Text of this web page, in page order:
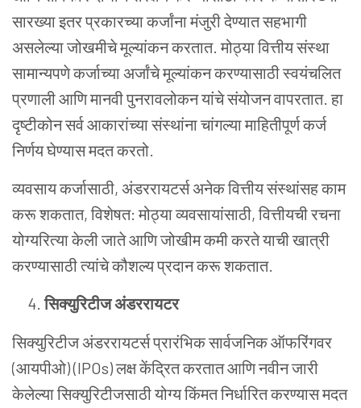
सारख्याइतरप्रकारच्याकर्जांनामंजुरीदेण्यातसहभागी
असलेल्याजोखमीचेमूल्यांकनकरतात.मोठ्यावित्तीयसंस्था
सामान्यपणेकर्जाच्याअर्जांचेमूल्यांकनकरण्यासाठीस्वयंचलित
प्रणालीआणिमानवीपुनरावलोकनयांचेसंयोजनवापरतात.हा
दृष्टीकोनसर्वआकारांच्यासंस्थांनाचांगल्यामाहितीपूर्णकर्ज
निर्णयघेण्यासमदतकरतो.
व्यवसायकर्जासाठी, अंडररायटर्सअनेकवित्तीयसंस्थांसहकाम
करूशकतात,विशेषत:मोठ्याव्यवसायांसाठी,वित्तीयचीरचना
योग्यरित्याकेलीजातेआणिजोखीमकमीकरतेयाचीखात्री
करण्यासाठीत्यांचेकौशल्यप्रदानकरूशकतात.
सिक्युरिटीजअंडररायटर
सिक्युरिटीजअंडररायटर्सप्रारंभिकसार्वजनिकऑफरिंगवर
(आयपीओ) (IPOs)लक्षकेंद्रितकरतातआणिनवीनजारी
केलेल्यासिक्युरिटीजसाठीयोग्यकिंमतनिर्धारितकरण्यासमदत